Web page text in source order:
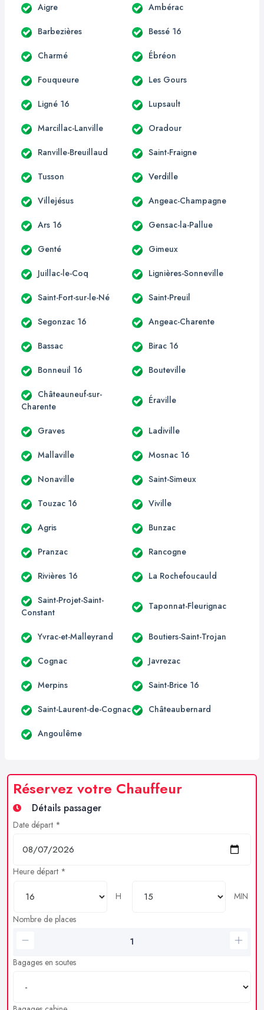
Aigre Ambérac
Barbezières Bessé 16
Charmé Ébréon
Fouqueure Les Gours
Ligné 16 Lupsault
Marcillac-Lanville Oradour
Ranville-Breuillaud Saint-Fraigne
Tusson Verdille
Villejésus Angeac-Champagne
Ars 16 Gensac-la-Pallue
Genté Gimeux
Juillac-le-Coq Lignières-Sonneville
Saint-Fort-sur-le-Né Saint-Preuil
Segonzac 16 Angeac-Charente
Bassac Birac 16
Bonneuil 16 Bouteville
Châteauneuf-sur-
Charente
Éraville
Graves Ladiville
Mallaville Mosnac 16
Nonaville Saint-Simeux
Touzac 16 Viville
Agris Bunzac
Pranzac Rancogne
Rivières 16 La Rochefoucauld
Saint-Projet-Saint-
Constant
Taponnat-Fleurignac
Yvrac-et-Malleyrand Boutiers-Saint-Trojan
Cognac Javrezac
Merpins Saint-Brice 16
Saint-Laurent-de-Cognac Châteaubernard
Angoulême
Réservez votre Chauffeur
Détails passager
Date départ *
Heure départ *
H
MIN
Nombre de places
Bagages en soutes